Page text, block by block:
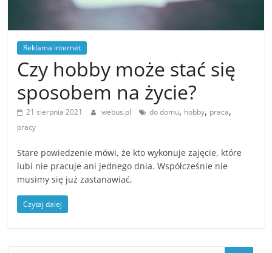
Reklama internet
Czy hobby może stać się
sposobem na życie?
21 sierpnia 2021 webus.pl do domu, hobby, praca,
pracy
Stare powiedzenie mówi, że kto wykonuje zajęcie, które
lubi nie pracuje ani jednego dnia. Współcześnie nie
musimy się już zastanawiać,
Czytaj dalej